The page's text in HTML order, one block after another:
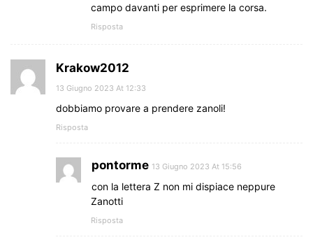
campo davanti per esprimere la corsa.
Risposta
Krakow2012
13 Giugno 2023 At 12:33
dobbiamo provare a prendere zanoli!
Risposta
pontorme 13 Giugno 2023 At 15:56
con la lettera Z non mi dispiace neppure
Zanotti
Risposta